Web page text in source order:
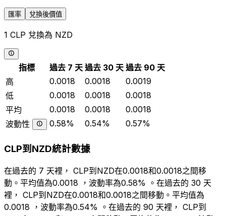
匯率 兌換後價值
1 CLP 兌換為 NZD
指標 過去 7 天 過去 30 天 過去 90 天
高
0.0018 0.0018
0.0019
低
0.0018 0.0018
0.0018
平均
0.0018 0.0018
0.0018
波動性
0.58% 0.54% 0.57%
CLP到NZD統計數據
在過去的 7 天裡， CLP到NZD在0.0018和0.0018之間移
動。平均值為0.0018 ，波動率為0.58% 。在過去的 30 天
裡， CLP到NZD在0.0018和0.0018之間移動。平均值為
0.0018 ，波動率為0.54% 。在過去的 90 天裡， CLP到